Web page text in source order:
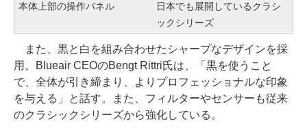
本体上部の操作パネル
日本でも展開しているクラシ
ックシリーズ
また、黒と白を組み合わせたシャープなデザインを採
用。Blueair CEOのBengt Rittri氏は、「黒を使うこと
で、全体が引き締まり、よりプロフェッショナルな印象
を与える」と話す。また、フィルターやセンサーも従来
のクラシックシリーズから強化している。